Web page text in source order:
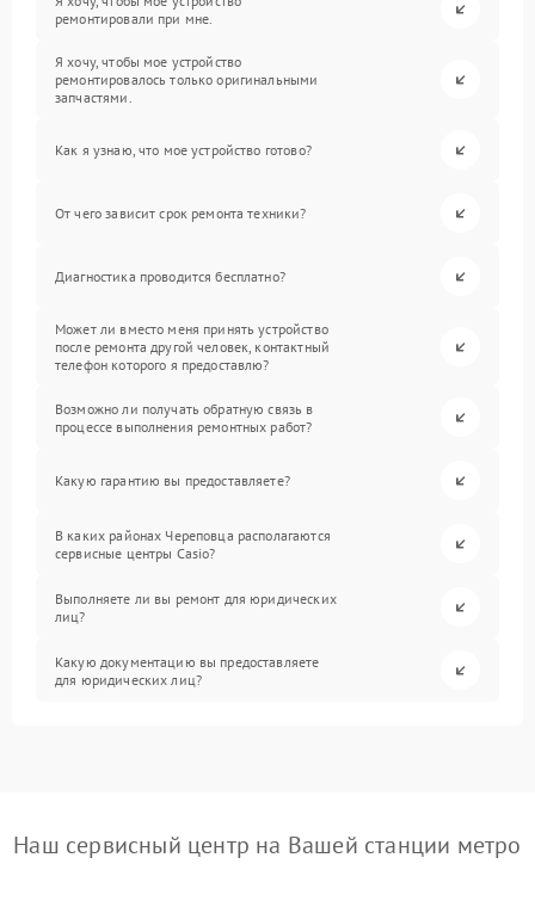
ремонтировали при мне.
Я хочу, чтобы мое устройство
ремонтировалось только оригинальными
запчастями.
Как я узнаю, что мое устройство готово?
От чего зависит срок ремонта техники?
Диагностика проводится бесплатно?
Может ли вместо меня принять устройство
после ремонта другой человек, контактный
телефон которого я предоставлю?
Возможно ли получать обратную связь в
процессе выполнения ремонтных работ?
Какую гарантию вы предоставляете?
В каких районах Череповца располагаются
сервисные центры Casio?
Выполняете ли вы ремонт для юридических
лиц?
Какую документацию вы предоставляете
для юридических лиц?
Наш сервисный центр на Вашей станции метро